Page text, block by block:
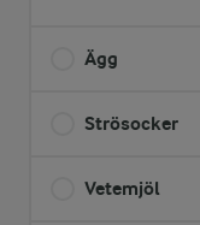
Ägg
Strösocker
Vetemjöl